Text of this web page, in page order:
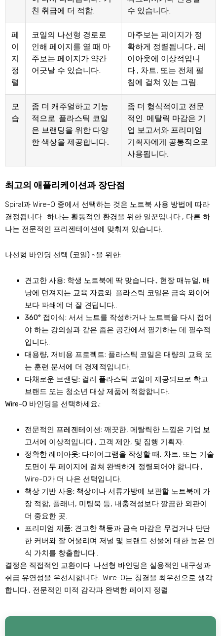
친 취급에 더 적합.
수 있습니다..
페
이
지
정
렬
코일의 나선형 경로로
인해 페이지를 열 때 마
주보는 페이지가 약간
어긋날 수 있습니다..
마주보는 페이지가 정
확하게 정렬됩니다., 레
이아웃에 이상적입니
다., 차트, 또는 전체 펼
침에 걸쳐 있는 그림.
모
습
좀 더 캐주얼하고 기능
적으로. 플라스틱 코일
은 브랜딩을 위한 다양
한 색상을 제공합니다..
좀 더 형식적이고 전문
적인. 메탈릭 마감은 기
업 보고서와 프리미엄
기획자에게 공통적으로
사용됩니다..
최고의 애플리케이션과 장단점
Spiral과 Wire-O 중에서 선택하는 것은 노트북 사용 방법에 따라
결정됩니다.. 하나는 활동적인 환경을 위한 일꾼입니다., 다른 하
나는 전문적인 프리젠테이션에 맞춰져 있습니다..
나선형 바인딩 선택 (코일) ~을 위한:
견고한 사용: 학생 노트북에 딱 맞습니다., 현장 매뉴얼, 배
낭에 던져지는 교육 자료와. 플라스틱 코일은 금속 와이어
보다 파쇄에 더 잘 견딥니다..
360° 접이식: 서서 노트를 작성하거나 노트북을 다시 접어
야 하는 강의실과 같은 좁은 공간에서 필기하는 데 필수적
입니다..
대용량, 저비용 프로젝트: 플라스틱 코일은 대량의 교육 또
는 훈련 문서에 더 경제적입니다..
다채로운 브랜딩: 컬러 플라스틱 코일이 제공되므로 학교
브랜드 또는 청소년 대상 제품에 적합합니다..
Wire-O 바인딩을 선택하세요.:
전문적인 프레젠테이션: 깨끗한, 메탈릭한 느낌은 기업 보
고서에 이상적입니다., 고객 제안, 및 집행 기획자.
정확한 레이아웃: 다이어그램을 작성할 때, 차트, 또는 기술
도면이 두 페이지에 걸쳐 완벽하게 정렬되어야 합니다.,
Wire-O가 더 나은 선택입니다.
책상 기반 사용: 책상이나 서류가방에 보관할 노트북에 가
장 적합, 플래너, 미팅북 등, 내충격성보다 깔끔한 외관이
더 중요한 곳.
프리미엄 제품: 견고한 책등과 금속 마감은 무겁거나 단단
한 커버와 잘 어울리며 저널 및 브랜드 선물에 대한 높은 인
식 가치를 창출합니다..
결정은 직접적인 교환이다. 나선형 바인딩은 실용적인 내구성과
취급 유연성을 우선시합니다.. Wire-O는 청결을 최우선으로 생각
합니다., 전문적인 미적 감각과 완벽한 페이지 정렬.